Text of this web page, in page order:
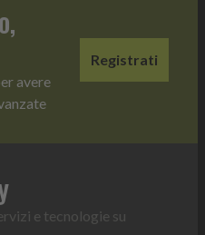
avere
Registrati
e tecnologie su